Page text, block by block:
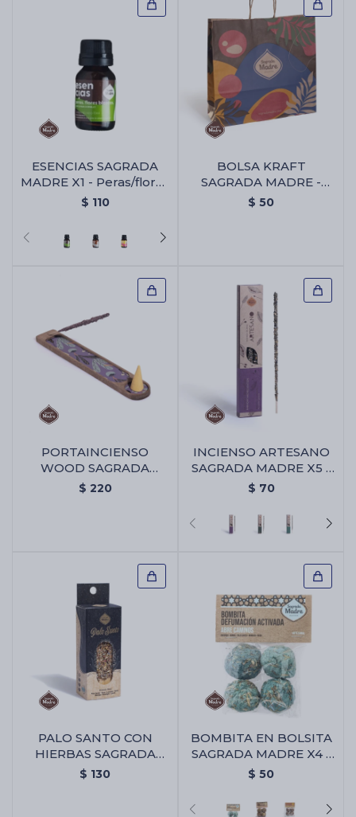
ESENCIAS SAGRADA
MADRE X1 - Peras/flores
Blancas
$ 110
BOLSA KRAFT
SAGRADA MADRE -
Bolsa Kraft Sagrada
$ 50
PORTAINCIENSO
WOOD SAGRADA
MADRE - Portaincienso
$ 220
INCIENSO ARTESANO
SAGRADA MADRE X5 -
Palo Santo/lavanda
$ 70
PALO SANTO CON
HIERBAS SAGRADA
MADRE X1 - Palo Santo
$ 130
BOMBITA EN BOLSITA
SAGRADA MADRE X4 -
Abre Camino
$ 50